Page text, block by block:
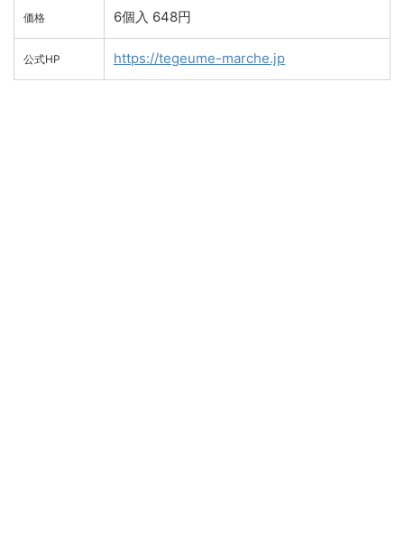
価格 6個入 648円
公式HP https://tegeume-marche.jp